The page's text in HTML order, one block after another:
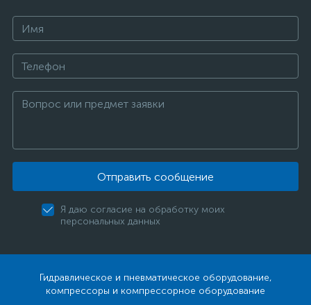
Отправить сообщение
Я даю согласие на обработку моих
персональных данных
Гидравлическое и пневматическое оборудование,
компрессоры и компрессорное оборудование